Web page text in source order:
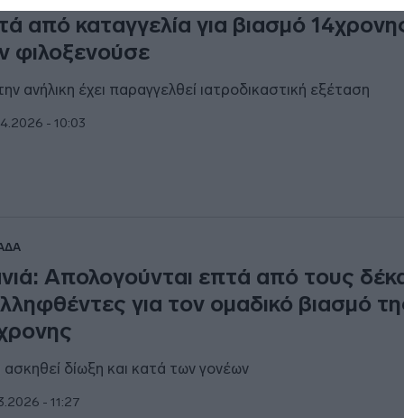
από καταγγελία για βιασμό
φιλοξενούσε
την ανήλικη έχει παραγγελθεί ιατροδικαστική εξέταση
- 10:03
Απολογούνται επτά από τους
για τον ομαδικό βιασμό
ασκηθεί δίωξη και κατά των γονέων
- 11:27